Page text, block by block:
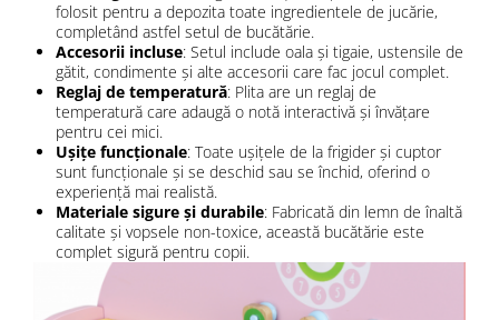
folosit pentru a depozita toate ingredientele de jucărie,
completând astfel setul de bucătărie.
Accesorii incluse: Setul include oala și tigaie, ustensile de
gătit, condimente și alte accesorii care fac jocul complet.
Reglaj de temperatură: Plita are un reglaj de
temperatură care adaugă o notă interactivă și învățare
pentru cei mici.
Ușițe funcționale: Toate ușițele de la frigider și cuptor
sunt funcționale și se deschid sau se închid, oferind o
experiență mai realistă.
Materiale sigure și durabile: Fabricată din lemn de înaltă
calitate și vopsele non-toxice, această bucătărie este
complet sigură pentru copii.